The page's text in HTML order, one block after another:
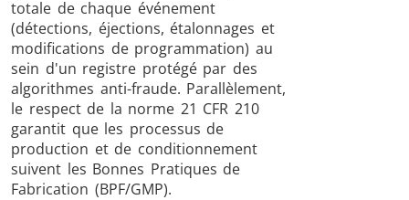
totale de chaque événement
(détections, éjections, étalonnages et
modifications de programmation) au
sein d'un registre protégé par des
algorithmes anti-fraude. Parallèlement,
le respect de la norme 21 CFR 210
garantit que les processus de
production et de conditionnement
suivent les Bonnes Pratiques de
Fabrication (BPF/GMP).